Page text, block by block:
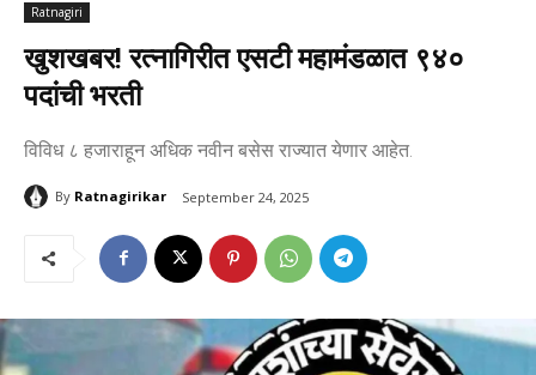
Ratnagiri
खुशखबर! रत्नागिरीत एसटी महामंडळात ९४०
पदांची भरती
विविध ८ हजाराहून अधिक नवीन बसेस राज्यात येणार आहेत.
By Ratnagirikar September 24, 2025